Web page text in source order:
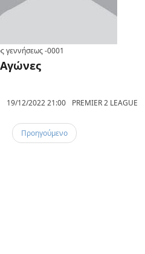
γεννήσεως-0001
Αγώνες
19/12/2022 21:00 PREMIER 2 LEAGUE
Προηγούμενο